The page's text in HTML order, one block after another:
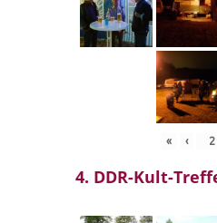
« ‹
4. DDR-Kult-